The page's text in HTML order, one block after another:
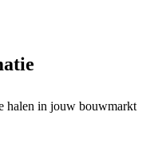
halen in jouw bouwmarkt